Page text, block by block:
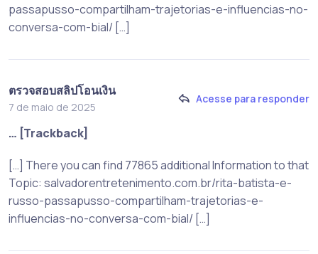
passapusso-compartilham-trajetorias-e-influencias-no-
conversa-com-bial/ […]
ตรวจสอบสลิปโอนเงิน
7 de maio de 2025
Acesse para responder
… [Trackback]
[…] There you can find 77865 additional Information to that
Topic: salvadorentretenimento.com.br/rita-batista-e-
russo-passapusso-compartilham-trajetorias-e-
influencias-no-conversa-com-bial/ […]